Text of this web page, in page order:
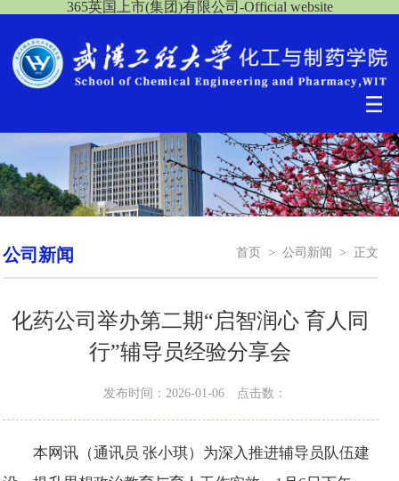
365英国上市(集团)有限公司-Official website
公司新闻 首页 > 公司新闻 > 正文
化药公司举办第二期“启智润心 育人同
行”辅导员经验分享会
发布时间：2026-01-06 点击数：
本网讯（通讯员 张小琪）为深入推进辅导员队伍建